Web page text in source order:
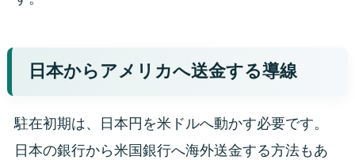
日本からアメリカへ送金する導線
駐在初期は、日本円を米ドルへ動かす必要です。
日本の銀行から米国銀行へ海外送金する方法もあ